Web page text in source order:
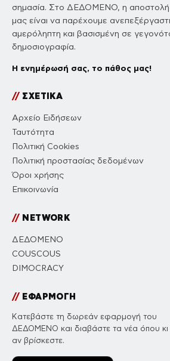
σημασία. Στο ΔΕΔΟΜΕΝΟ, η αποστολή
μας είναι να παρέχουμε
αμερόληπτη και βασισμένη σε
δημοσιογραφία.
Η ενημέρωσή σας, το πάθος μας!
//ΣΧΕΤΙΚΑ
Αρχείο Ειδήσεων
Ταυτότητα
Πολιτική Cookies
Πολιτική προστασίας δεδομένων
Όροι χρήσης
Επικοινωνία
//NETWORK
ΔΕΔΟΜΕΝΟ
COUSCOUS
DIMOCRACY
//ΕΦΑΡΜΟΓΗ
Κατεβάστε τη δωρεάν εφαρμογή του
ΔΕΔΟΜΕΝΟ και διαβάστε τα νέα όπου κι
αν βρίσκεστε.